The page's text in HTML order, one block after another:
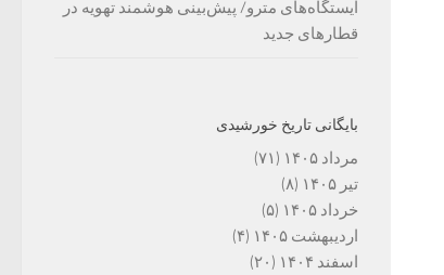
ایستگاه‌های مترو/ پیش‌بینی هوشمند تهویه در
قطارهای جدید
بایگانی تاریخ خورشیدی
مرداد ۱۴۰۵
(۷۱)
تیر ۱۴۰۵
(۸)
خرداد ۱۴۰۵
(۵)
اردیبهشت ۱۴۰۵
(۴)
اسفند ۱۴۰۴
(۲۰)